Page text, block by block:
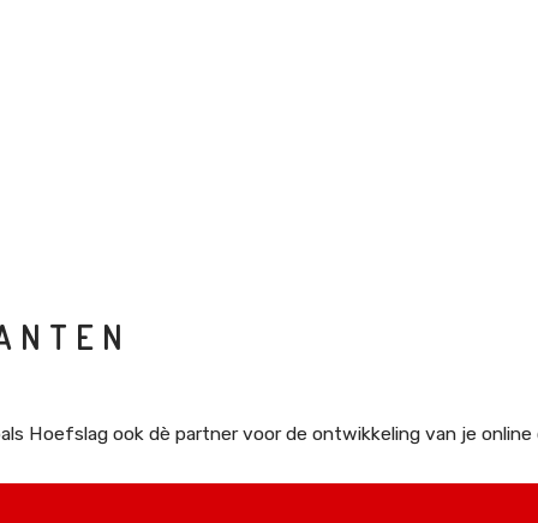
Hoefslag ook dè partner voor de ontwikkeling van je